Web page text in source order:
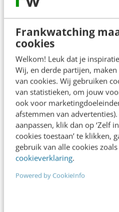
Frankwatching
cookies
Welkom! Leuk dat je
Wij, en derde partijen,
van cookies. Wij gebruiken
van statistieken, om jouw
ook voor
afstemmen van
aanpassen, klik dan op ‘Zelf
cookies toestaan’ te klikken,
gebruik van alle cookies zoals
cookieverklaring.
Powered by CookieInfo
Ook interessant voor
Bekijk alle blogartikelen →
Het meest
brandbook (en
is)
5 min· Rosanne van
Reflecteer met AI:
marketeer maken
3 min Kim Pot
Je merk
meer genoeg is
5 min·Danny Verroen